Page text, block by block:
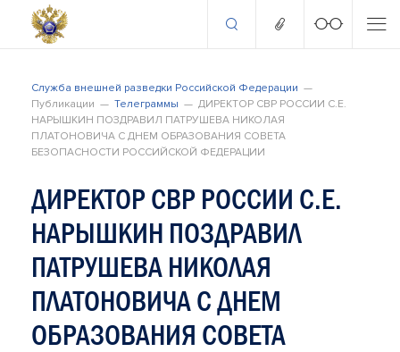
Служба внешней разведки Российской Федерации
Публикации
Телеграммы
ДИРЕКТОР СВР РОССИИ С.Е.
НАРЫШКИН ПОЗДРАВИЛ ПАТРУШЕВА НИКОЛАЯ
ПЛАТОНОВИЧА С ДНЕМ ОБРАЗОВАНИЯ СОВЕТА
БЕЗОПАСНОСТИ РОССИЙСКОЙ ФЕДЕРАЦИИ
ДИРЕКТОР СВР РОССИИ С.Е.
НАРЫШКИН ПОЗДРАВИЛ
ПАТРУШЕВА НИКОЛАЯ
ПЛАТОНОВИЧА С ДНЕМ
ОБРАЗОВАНИЯ СОВЕТА